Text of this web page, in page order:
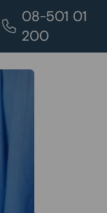
08-501 01
200